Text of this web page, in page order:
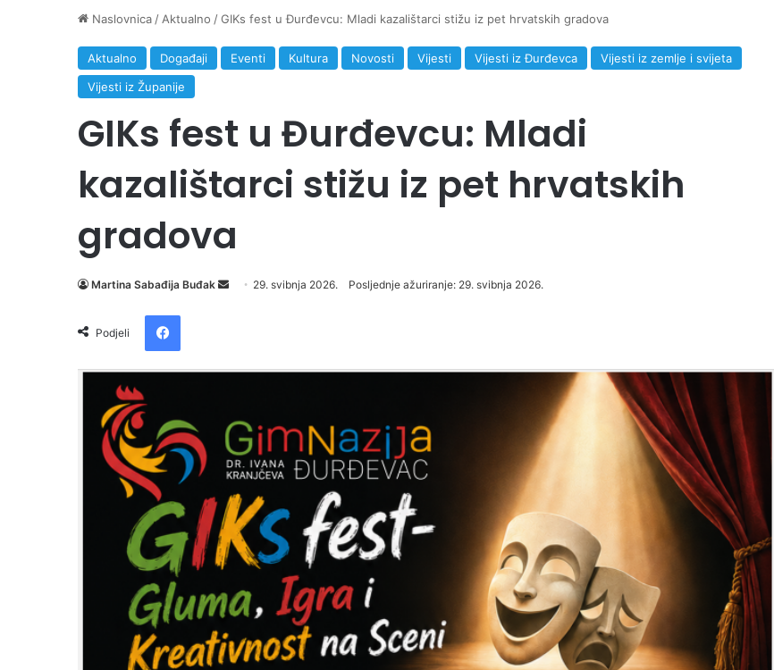
Naslovnica / Aktualno /GIKs fest u Đurđevcu: Mladi kazalištarci stižu iz pet hrvatskih gradova
Aktualno Događaji Eventi Kultura Novosti Vijesti Vijesti iz Đurđevca
Vijesti iz zemlje i svijeta
Vijesti iz Županije
GIKs fest u Đurđevcu: Mladi
kazalištarci stižu iz pet hrvatskih
gradova
Martina Sabađija Buđak
a
m
a
i
l
29. svibnja 2026. Posljednje ažuriranje: 29. svibnja 2026.
Podjeli